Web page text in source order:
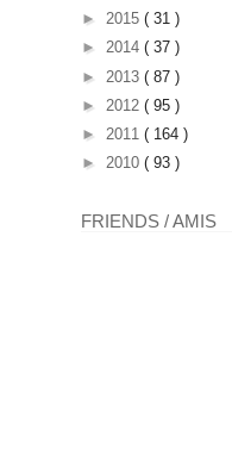
► 2015 ( 31 )
► 2014 ( 37 )
► 2013 ( 87 )
► 2012 ( 95 )
► 2011 ( 164 )
► 2010 ( 93 )
FRIENDS / AMIS